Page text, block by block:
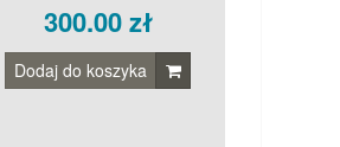
300.00 zł
Dodaj do koszyka